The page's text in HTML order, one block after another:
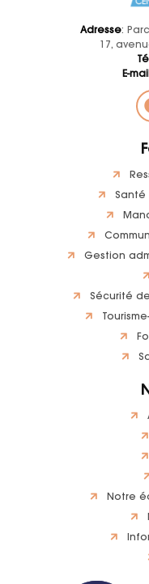
Adresse:
17,
E-
Santé
Gestion
Sécurité
Notre